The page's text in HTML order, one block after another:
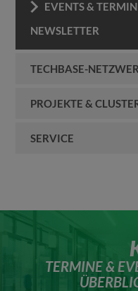
EVENTS &
NEWSLETTER
TECHBASE-
PROJEKTE &
SERVICE
TERMINE &